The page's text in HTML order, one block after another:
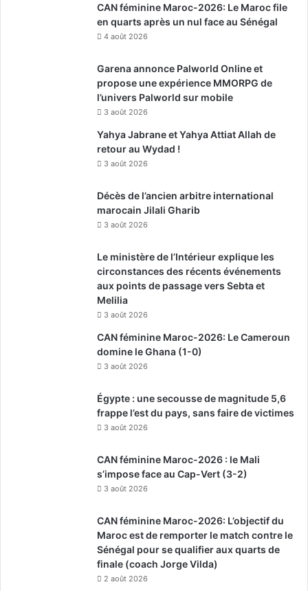
CAN féminine Maroc-2026: Le Maroc file
en quarts après un nul face au Sénégal
4 août 2026
Garena annonce Palworld Online et
propose une expérience MMORPG de
l’univers Palworld sur mobile
3 août 2026
Yahya Jabrane et Yahya Attiat Allah de
retour au Wydad !
3 août 2026
Décès de l’ancien arbitre international
marocain Jilali Gharib
3 août 2026
Le ministère de l’Intérieur explique les
circonstances des récents événements
aux points de passage vers Sebta et
Melilia
3 août 2026
CAN féminine Maroc-2026: Le Cameroun
domine le Ghana (1-0)
3 août 2026
Égypte : une secousse de magnitude 5,6
frappe l’est du pays, sans faire de victimes
3 août 2026
CAN féminine Maroc-2026 : le Mali
s’impose face au Cap-Vert (3-2)
3 août 2026
CAN féminine Maroc-2026: L’objectif du
Maroc est de remporter le match contre le
Sénégal pour se qualifier aux quarts de
finale (coach Jorge Vilda)
2 août 2026